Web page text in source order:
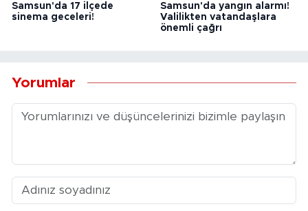
Samsun'da 17 ilçede
sinema geceleri!
Samsun'da yangın alarmı!
Valilikten vatandaşlara
önemli çağrı
Yorumlar